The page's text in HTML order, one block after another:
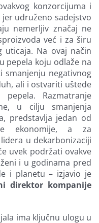
konzorcijuma i
jer udruženo sadejstvo
nemerljiv značaj ne
već i za širu
uticaja. Na ovaj način
pepela koju odlaže na
negativnog
ali i ostvariti uštede
Razmatranje
u cilju smanjenja
predstavlja jedan od
ekonomije, a za
u dekarbonizaciji
uvek podržati ovakve
i u godinama pred
i planetu – izjavio je
direktor kompanije
ima ključnu ulogu u